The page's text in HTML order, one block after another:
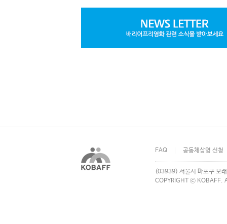
FAQ 공동체상영 신청
(03939) 서울시 마포구 모
COPYRIGHT ⓒ KOBAFF.